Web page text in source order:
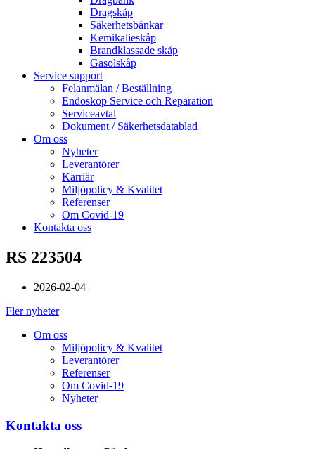
Dragskåp
Säkerhetsbänkar
Kemikalieskåp
Brandklassade skåp
Gasolskåp
Service support
Felanmälan / Beställning
Endoskop Service och Reparation
Serviceavtal
Dokument / Säkerhetsdatablad
Om oss
Nyheter
Leverantörer
Karriär
Miljöpolicy & Kvalitet
Referenser
Om Covid-19
Kontakta oss
RS 223504
2026-02-04
Fler nyheter
Om oss
Miljöpolicy & Kvalitet
Leverantörer
Referenser
Om Covid-19
Nyheter
Kontakta oss